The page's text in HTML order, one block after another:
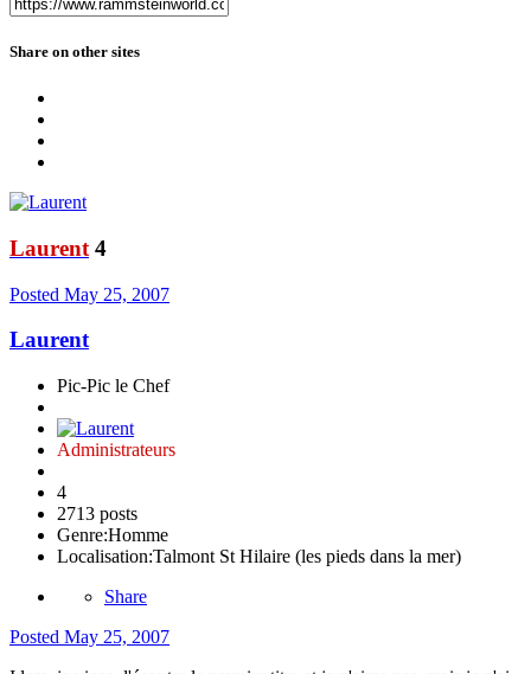
Share on other sites
Laurent 4
Posted May 25, 2007
Laurent
Pic-Pic le Chef
Administrateurs
4
2713 posts
Genre:Homme
Localisation:Talmont St Hilaire (les pieds dans la mer)
Share
Posted May 25, 2007